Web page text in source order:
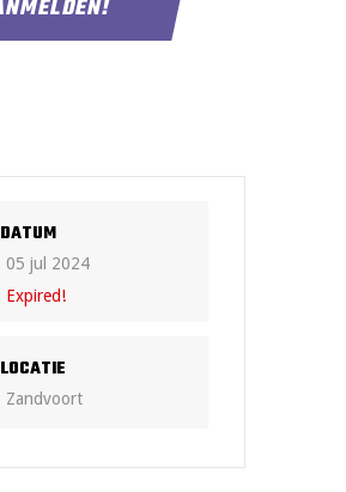
DATUM
05 jul 2024
Expired!
LOCATIE
Zandvoort